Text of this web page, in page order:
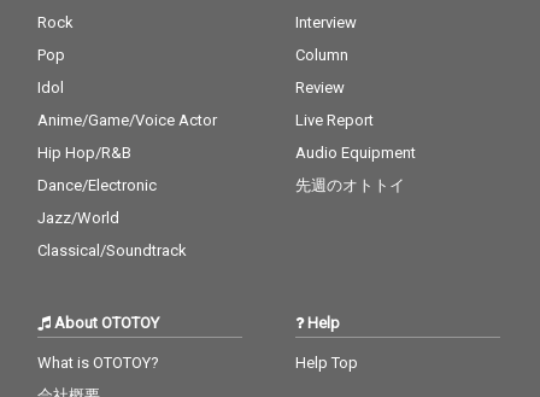
Rock
Pop
Idol
Anime/Game/Voice Actor
Hip Hop/R&B
Dance/Electronic
Jazz/World
Classical/Soundtrack
Interview
Column
Review
Live Report
Audio Equipment
先週のオトトイ
About OTOTOY
What is OTOTOY?
Help
Help Top